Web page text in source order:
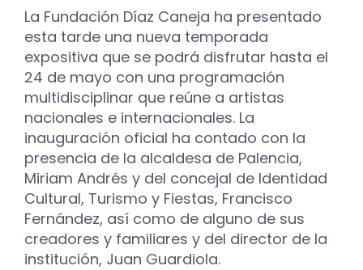
de
Thieldón
y
Entredessiguales
La Fundación Díaz Caneja ha presentado
esta tarde una nueva temporada
expositiva que se podrá disfrutar hasta el
24 de mayo con una programación
multidisciplinar que reúne a artistas
nacionales e internacionales. La
inauguración oficial ha contado con la
presencia de la alcaldesa de Palencia,
Miriam Andrés y del concejal de Identidad
Cultural, Turismo y Fiestas, Francisco
Fernández, así como de alguno de sus
creadores y familiares y del director de la
institución, Juan Guardiola.